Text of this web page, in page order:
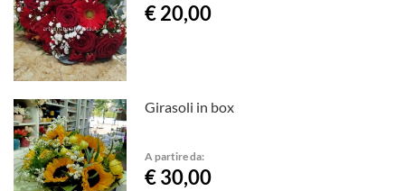
€ 20,00
Girasoli in box
A partire da:
€ 30,00